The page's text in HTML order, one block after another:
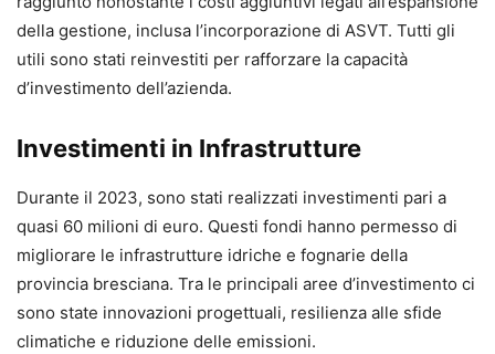
della gestione, inclusa l’incorporazione di ASVT. Tutti gli
utili sono stati reinvestiti per rafforzare la capacità
d’investimento dell’azienda.
Investimenti in Infrastrutture
Durante il 2023, sono stati realizzati investimenti pari a
quasi 60 milioni di euro. Questi fondi hanno permesso di
migliorare le infrastrutture idriche e fognarie della
provincia bresciana. Tra le principali aree d’investimento ci
sono state innovazioni progettuali, resilienza alle sfide
climatiche e riduzione delle emissioni.